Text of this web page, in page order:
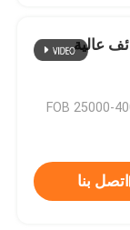
عالية
اتصل بنا